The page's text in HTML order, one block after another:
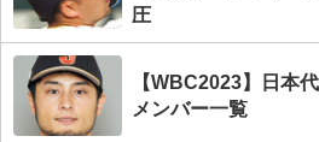
圧
【WBC2023】日本
メンバー一覧